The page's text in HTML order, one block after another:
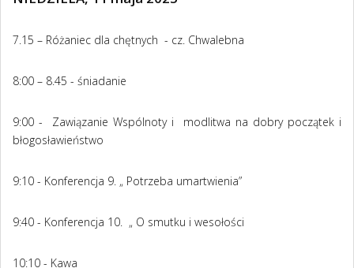
7.15 – Różaniec dla chętnych - cz. Chwalebna
8:00 – 8.45 - śniadanie
9:00 - Zawiązanie Wspólnoty i modlitwa na dobry początek i
błogosławieństwo
9:10 - Konferencja 9. „ Potrzeba umartwienia”
9:40 - Konferencja 10. „ O smutku i wesołości
10:10 - Kawa